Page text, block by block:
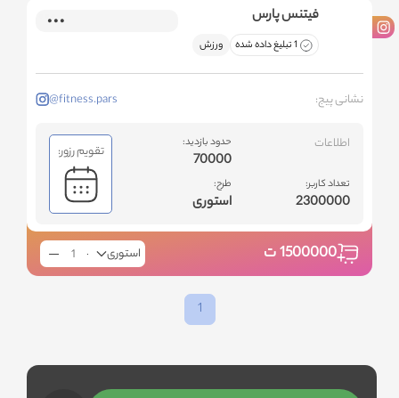
فیتنس پارس
1 تبلیغ داده شده ورزش
نشانی پیج: @fitness.pars
اطلاعات
تعداد کاربر:
2300000
حدود بازدید:
70000
طرح:
استوری
تقویم رزور:
1500000ت استوری
1